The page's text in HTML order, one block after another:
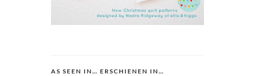
AS SEEN IN… ERSCHIENEN IN…